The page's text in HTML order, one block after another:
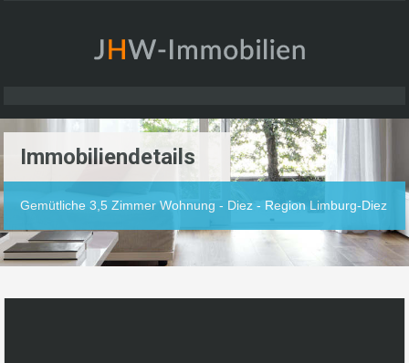
Immobiliendetails
Gemütliche 3,5 Zimmer Wohnung - Diez - Region Limburg-Diez